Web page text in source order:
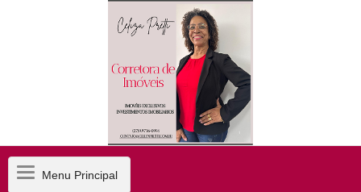
MenuMenu Principal